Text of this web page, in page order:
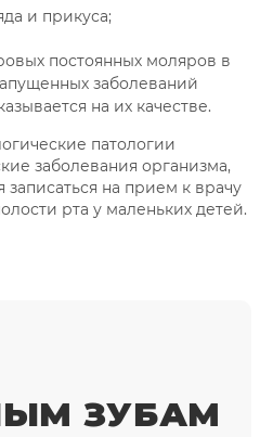
и прикуса;
постоянных моляров в
заболеваний
на их качестве.
патологии
заболевания организма,
на прием к врачу
рта у маленьких детей.
ЗУБАМ